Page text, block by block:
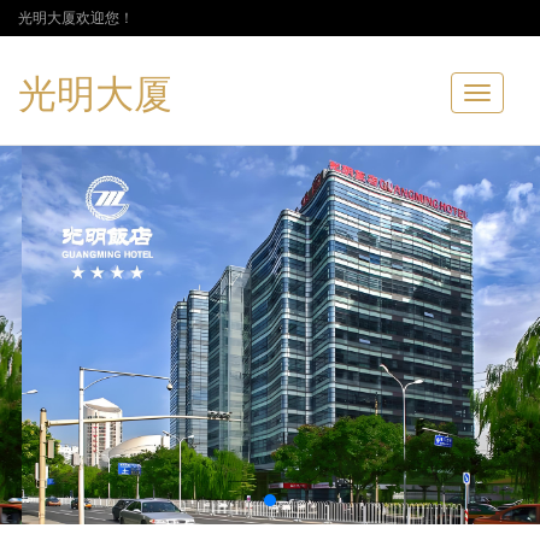
光明大厦欢迎您！
光明大厦